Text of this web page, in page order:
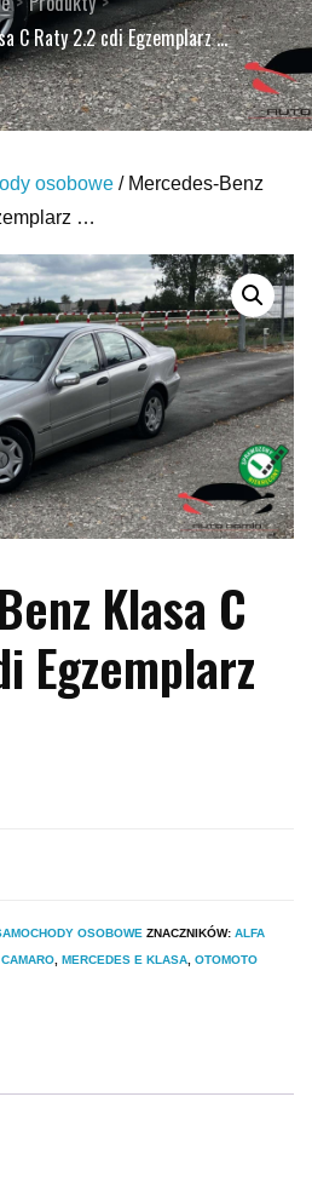
C Raty 2.2 cdi Egzemplarz …
osobowe / Mercedes-Benz
…
Klasa C
Egzemplarz
OSOBOWE ZNACZNIKÓW: ALFA
MERCEDES E KLASA OTOMOTO